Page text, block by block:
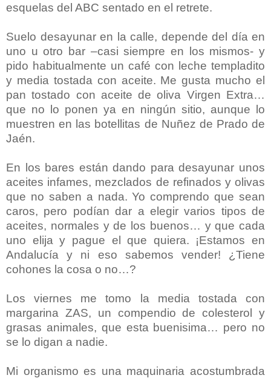
esquelas del ABC sentado en el retrete.
Suelo desayunar en la calle, depende del día en
uno u otro bar –casi siempre en los mismos- y
pido habitualmente un café con leche templadito
y media tostada con aceite. Me gusta mucho el
pan tostado con aceite de oliva Virgen Extra…
que no lo ponen ya en ningún sitio, aunque lo
muestren en las botellitas de Nuñez de Prado de
Jaén.
En los bares están dando para desayunar unos
aceites infames, mezclados de refinados y olivas
que no saben a nada. Yo comprendo que sean
caros, pero podían dar a elegir varios tipos de
aceites, normales y de los buenos… y que cada
uno elija y pague el que quiera. ¡Estamos en
Andalucía y ni eso sabemos vender! ¿Tiene
cohones la cosa o no…?
Los viernes me tomo la media tostada con
margarina ZAS, un compendio de colesterol y
grasas animales, que esta buenisima… pero no
se lo digan a nadie.
Mi organismo es una maquinaria acostumbrada